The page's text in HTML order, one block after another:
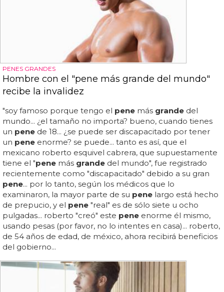
PENES GRANDES
Hombre con el "pene más grande del mundo"
recibe la invalidez
"soy famoso porque tengo el pene más grande del
mundo... ¿el tamaño no importa? bueno, cuando tienes
un pene de 18... ¿se puede ser discapacitado por tener
un pene enorme? se puede... tanto es así, que el
mexicano roberto esquivel cabrera, que supuestamente
tiene el "pene más grande del mundo", fue registrado
recientemente como "discapacitado" debido a su gran
pene... por lo tanto, según los médicos que lo
examinaron, la mayor parte de su pene largo está hecho
de prepucio, y el pene "real" es de sólo siete u ocho
pulgadas... roberto "creó" este pene enorme él mismo,
usando pesas (por favor, no lo intentes en casa)... roberto,
de 54 años de edad, de méxico, ahora recibirá beneficios
del gobierno...